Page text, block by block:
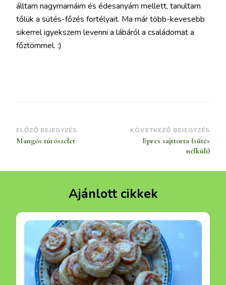
álltam nagymamáim és édesanyám mellett, tanultam
tőlük a sütés-főzés fortélyait. Ma már több-kevesebb
sikerrel igyekszem levenni a lábáról a családomat a
főztömmel. :)
Bejegyzések
navigációja
ELŐZŐ BEJEGYZÉS
Mangós túrószelet
KÖVETKEZŐ BEJEGYZÉS
Epres sajttorta (sütés
nélküli)
Ajánlott cikkek